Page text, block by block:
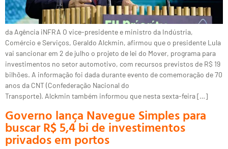
da Agência iNFRA O vice-presidente e ministro da Indústria,
Comércio e Serviços, Geraldo Alckmin, afirmou que o presidente Lula
vai sancionar em 2 de julho o projeto de lei do Mover, programa para
investimentos no setor automotivo, com recursos previstos de R$ 19
bilhões. A informação foi dada durante evento de comemoração de 70
anos da CNT (Confederação Nacional do
Transporte). Alckmin também informou que nesta sexta-feira […]
Governo lança Navegue Simples para
buscar R$ 5,4 bi de investimentos
privados em portos